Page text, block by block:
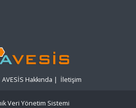
AVESİS Hakkında | İletişim
Veri Yönetim Sistemi